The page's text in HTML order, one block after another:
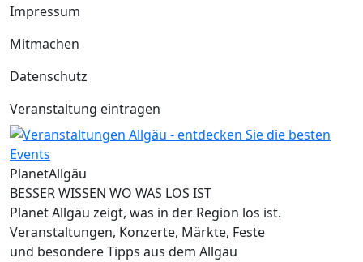
Impressum
Mitmachen
Datenschutz
Veranstaltung eintragen
PlanetAllgäu
BESSER WISSEN WO WAS LOS IST
Planet Allgäu zeigt, was in der Region los ist.
Veranstaltungen, Konzerte, Märkte, Feste
und besondere Tipps aus dem Allgäu